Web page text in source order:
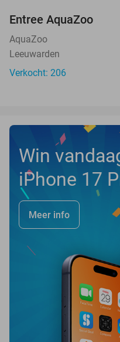
TODAY
Entree AquaZoo
AquaZoo
Leeuwarden
Verkocht: 206
Win
iPhone 17
Meer info